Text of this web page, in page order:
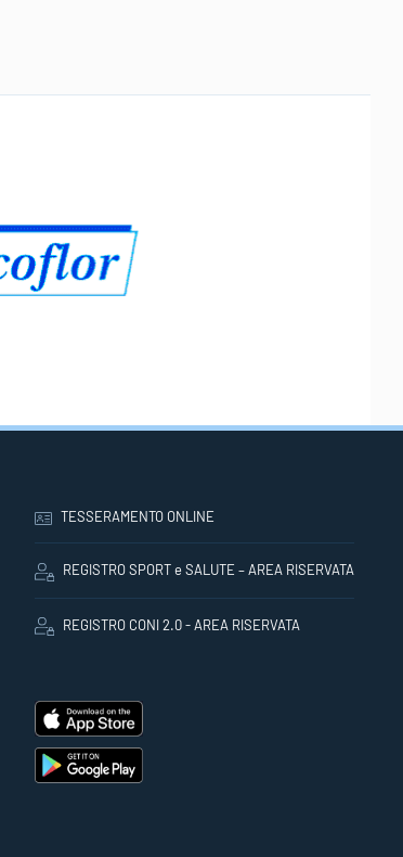
TESSERAMENTO ONLINE
REGISTRO SPORT e SALUTE – AREA RISERVATA
REGISTRO CONI 2.0 - AREA RISERVATA